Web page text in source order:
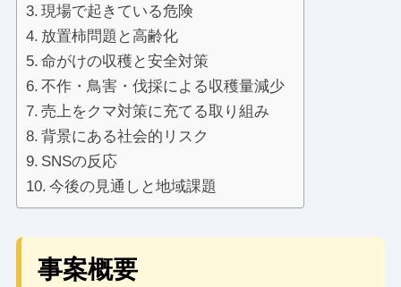
現場で起きている危険
放置柿問題と高齢化
命がけの収穫と安全対策
不作・鳥害・伐採による収穫量減少
売上をクマ対策に充てる取り組み
背景にある社会的リスク
SNSの反応
今後の見通しと地域課題
事案概要